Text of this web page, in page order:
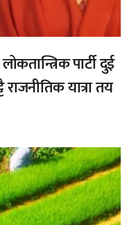
पार्टी दुई
राजनीतिक यात्रा तय